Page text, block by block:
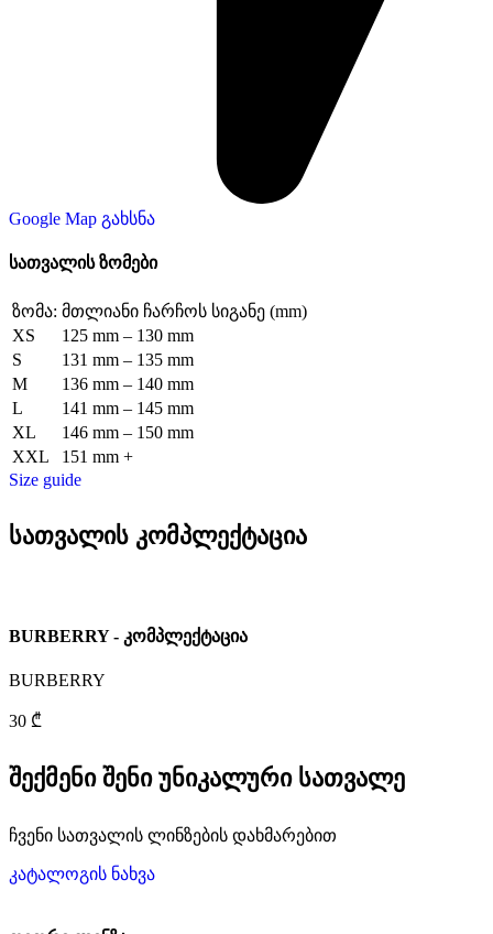
Google Map გახსნა
სათვალის ზომები
ზომა: მთლიანი ჩარჩოს სიგანე (mm)
XS
125 mm – 130 mm
S
131 mm – 135 mm
M
136 mm – 140 mm
L
141 mm – 145 mm
XL
146 mm – 150 mm
XXL
151 mm +
Size guide
სათვალის კომპლექტაცია
BURBERRY - კომპლექტაცია
BURBERRY
30 ₾
შექმენი შენი უნიკალური სათვალე
ჩვენი სათვალის ლინზების დახმარებით
კატალოგის ნახვა